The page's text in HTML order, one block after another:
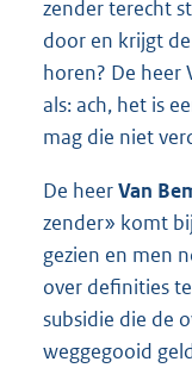
zender terecht
door en krijgt
horen? De heer
als: ach, het is
mag die niet
De heerVan
zender» komt
gezien en men
over definities
subsidie die de
weggegooid